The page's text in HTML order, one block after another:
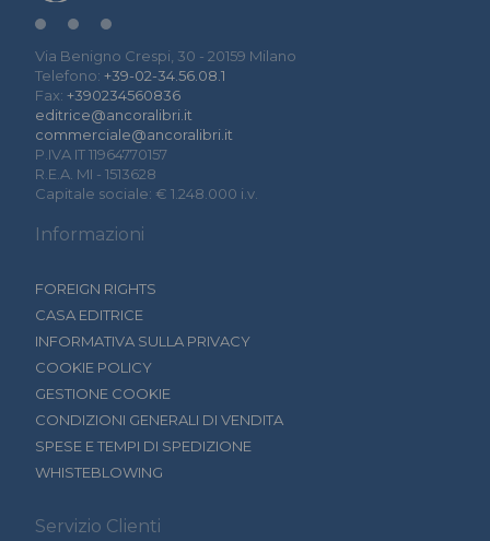
Via Benigno Crespi, 30 - 20159 Milano
Telefono: +39-02-34.56.08.1
Fax: +390234560836
editrice@ancoralibri.it
commerciale@ancoralibri.it
P.IVA IT 11964770157
R.E.A. MI - 1513628
Capitale sociale: € 1.248.000 i.v.
Informazioni
FOREIGN RIGHTS
CASA EDITRICE
INFORMATIVA SULLA PRIVACY
COOKIE POLICY
GESTIONE COOKIE
CONDIZIONI GENERALI DI VENDITA
SPESE E TEMPI DI SPEDIZIONE
WHISTEBLOWING
Servizio Clienti